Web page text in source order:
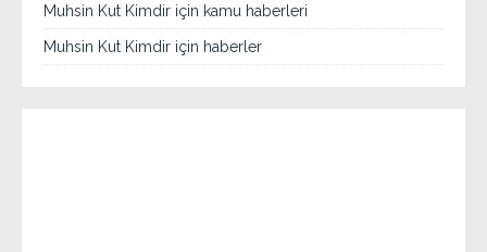
Muhsin Kut Kimdir için kamu haberleri
Muhsin Kut Kimdir için haberler